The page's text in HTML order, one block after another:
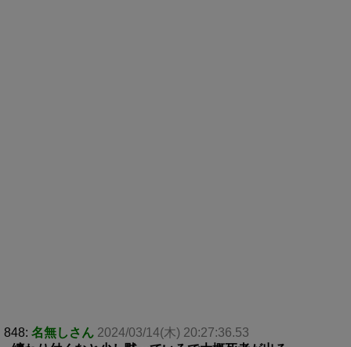
848: 名無しさん 2024/03/14(木) 20:27:36.53